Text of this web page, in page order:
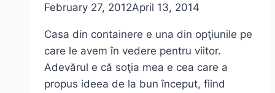
February 27, 2012April 13, 2014
Casa din containere e una din opţiunile pe
care le avem în vedere pentru viitor.
Adevărul e că soţia mea e cea care a
propus ideea de la bun început, fiind